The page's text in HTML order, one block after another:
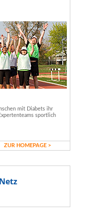
mit Diabets ihr
sportlich
ZUR HOMEPAGE >